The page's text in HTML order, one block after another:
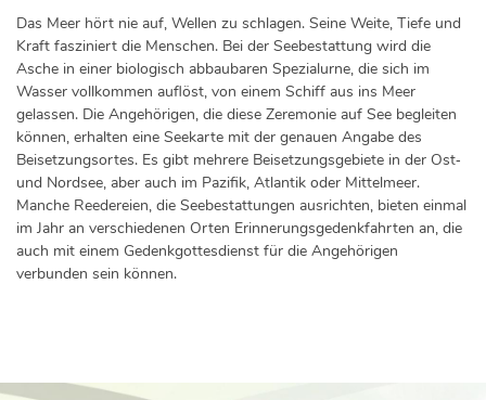
Das Meer hört nie auf, Wellen zu schlagen. Seine Weite, Tiefe und
Kraft fasziniert die Menschen. Bei der Seebestattung wird die
Asche in einer biologisch abbaubaren Spezialurne, die sich im
Wasser vollkommen auflöst, von einem Schiff aus ins Meer
gelassen. Die Angehörigen, die diese Zeremonie auf See begleiten
können, erhalten eine Seekarte mit der genauen Angabe des
Beisetzungsortes. Es gibt mehrere Beisetzungsgebiete in der Ost‐
und Nordsee, aber auch im Pazifik, Atlantik oder Mittelmeer.
Manche Reedereien, die Seebestattungen ausrichten, bieten einmal
im Jahr an verschiedenen Orten Erinnerungsgedenkfahrten an, die
auch mit einem Gedenkgottesdienst für die Angehörigen
verbunden sein können.